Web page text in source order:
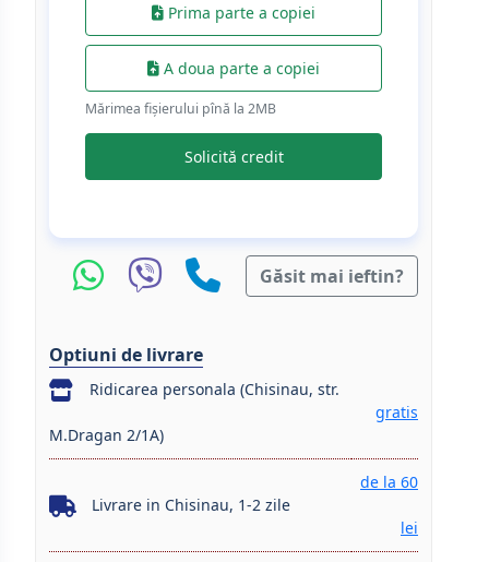
Prima parte a copiei
A doua parte a copiei
Mărimea fișierului pînă la 2МB
Solicită credit
Găsit mai ieftin?
Optiuni de livrare
Ridicarea personala (Chisinau, str.
M.Dragan 2/1A)
gratis
Livrare in Chisinau, 1-2 zile
de la 60
lei